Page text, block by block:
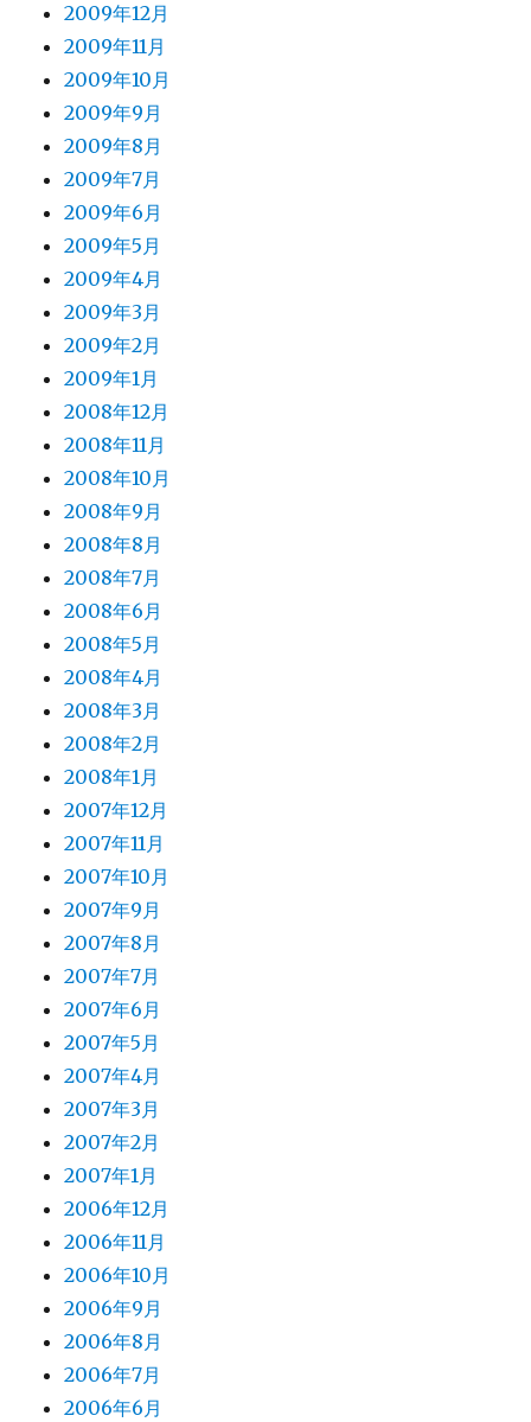
2009年12月
2009年11月
2009年10月
2009年9月
2009年8月
2009年7月
2009年6月
2009年5月
2009年4月
2009年3月
2009年2月
2009年1月
2008年12月
2008年11月
2008年10月
2008年9月
2008年8月
2008年7月
2008年6月
2008年5月
2008年4月
2008年3月
2008年2月
2008年1月
2007年12月
2007年11月
2007年10月
2007年9月
2007年8月
2007年7月
2007年6月
2007年5月
2007年4月
2007年3月
2007年2月
2007年1月
2006年12月
2006年11月
2006年10月
2006年9月
2006年8月
2006年7月
2006年6月